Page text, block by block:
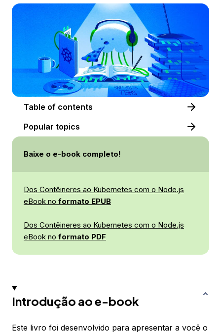
Table of contents
Popular topics
Baixe o e-book completo!
Dos Contêineres ao Kubernetes com o Node.js
eBook no formato EPUB
Dos Contêineres ao Kubernetes com o Node.js
eBook no formato PDF
Introdução ao e-book
Este livro foi desenvolvido para apresentar a você o